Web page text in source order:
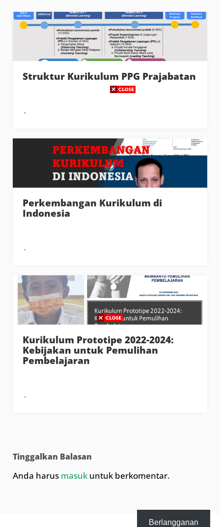
Struktur Kurikulum PPG Prajabatan
Perkembangan Kurikulum di
Indonesia
Kurikulum Prototipe 2022-2024:
Kebijakan untuk Pemulihan
Pembelajaran
Tinggalkan Balasan
Anda harus masuk untuk berkomentar.
Berlangganan